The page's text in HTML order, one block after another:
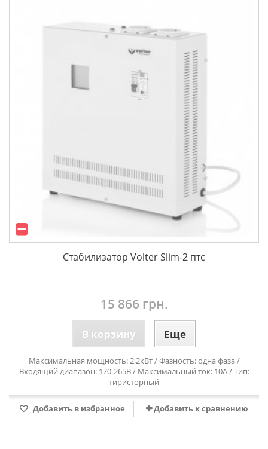
Стабилизатор Volter Slim-2 птс
15 866 грн.
В корзину Еще
Максимальная мощность: 2,2кВт / Фазность: одна фаза /
Входящий диапазон: 170-265В / Максимальный ток: 10А / Тип:
тиристорный
Добавить в избранное Добавить к сравнению